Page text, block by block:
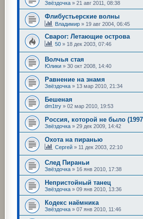
Звёздочка » 21 авг 2011, 08:38
Флибустьерские волны
Владимир » 19 авг 2004, 06:45
Сварог: Летающие острова
50 » 18 дек 2003, 07:46
Волчья стая
Юлики » 30 окт 2008, 14:40
Равнение на знамя
Звёздочка » 13 мар 2010, 21:34
Бешеная
dm1try » 02 мар 2010, 19:53
Россия, которой не было
Звёздочка » 29 дек 2009, 14:42
Охота на пиранью
Сергей » 11 дек 2003, 22:10
След Пираньи
Звёздочка » 16 янв 2010, 17:38
Непристойный танец
Звёздочка » 09 янв 2010, 13:36
Кодекс наёмника
Звёздочка » 07 янв 2010, 11:46